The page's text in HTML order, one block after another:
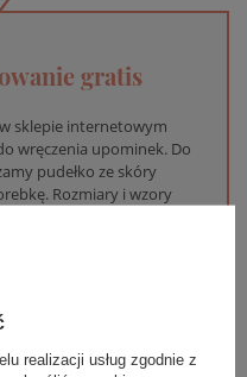
gratis
sklepie internetowym
wręczenia upominek. Do
pudełko ze skóry
Rozmiary i wzory
realizacji usług zgodnie z